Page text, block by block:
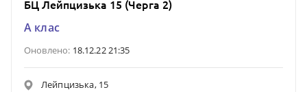
БЦ Лейпцизька 15 (Черга 2)
A клас
Оновлено: 18.12.22 21:35
Лейпцизька, 15